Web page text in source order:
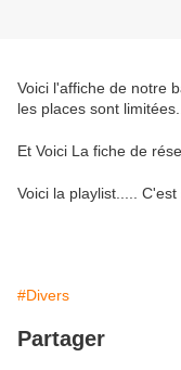
Voici l'affiche de notre
les places sont limitées...
Et Voici La fiche de
Voici la playlist.....
#Divers
Partager